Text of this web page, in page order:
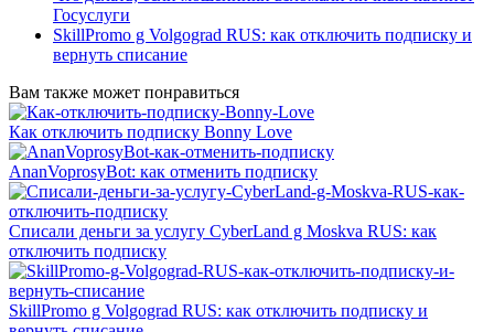
Госуслуги
SkillPromo g Volgograd RUS: как отключить подписку и
вернуть списание
Вам также может понравиться
Как отключить подписку Bonny Love
AnanVoprosyBot: как отменить подписку
Списали деньги за услугу CyberLand g Moskva RUS: как
отключить подписку
SkillPromo g Volgograd RUS: как отключить подписку и